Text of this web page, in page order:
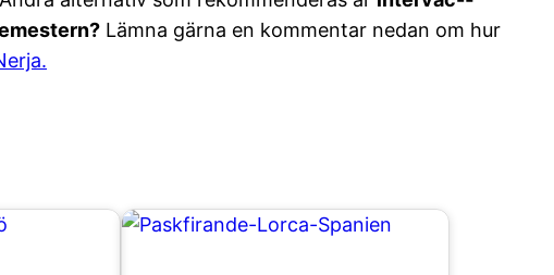
Lämna gärna en kommentar nedan om hur